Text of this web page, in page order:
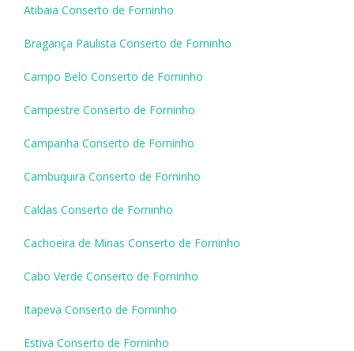
Atibaia Conserto de Forninho
Bragança Paulista Conserto de Forninho
Campo Belo Conserto de Forninho
Campestre Conserto de Forninho
Campanha Conserto de Forninho
Cambuquira Conserto de Forninho
Caldas Conserto de Forninho
Cachoeira de Minas Conserto de Forninho
Cabo Verde Conserto de Forninho
Itapeva Conserto de Forninho
Estiva Conserto de Forninho